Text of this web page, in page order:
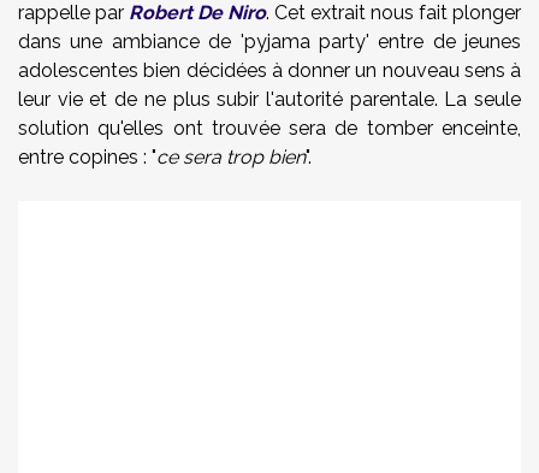
rappelle par Robert De Niro. Cet extrait nous fait plonger
dans une ambiance de 'pyjama party' entre de jeunes
adolescentes bien décidées à donner un nouveau sens à
leur vie et de ne plus subir l'autorité parentale. La seule
solution qu'elles ont trouvée sera de tomber enceinte,
entre copines : "ce sera trop bien".